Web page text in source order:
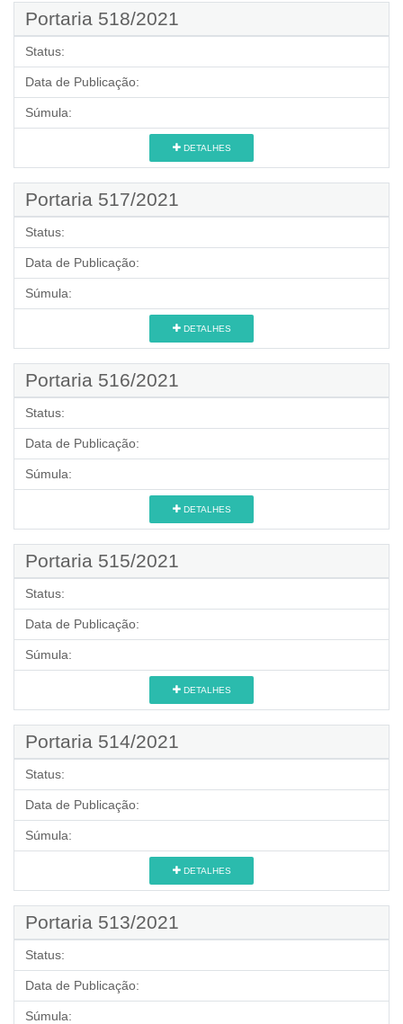
Portaria 518/2021
Status:
Data de Publicação:
Súmula:
DETALHES
Portaria 517/2021
Status:
Data de Publicação:
Súmula:
DETALHES
Portaria 516/2021
Status:
Data de Publicação:
Súmula:
DETALHES
Portaria 515/2021
Status:
Data de Publicação:
Súmula:
DETALHES
Portaria 514/2021
Status:
Data de Publicação:
Súmula:
DETALHES
Portaria 513/2021
Status:
Data de Publicação:
Súmula: